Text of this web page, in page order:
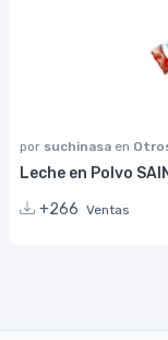
por suchinasa en
Leche en Polvo
+266 Ventas